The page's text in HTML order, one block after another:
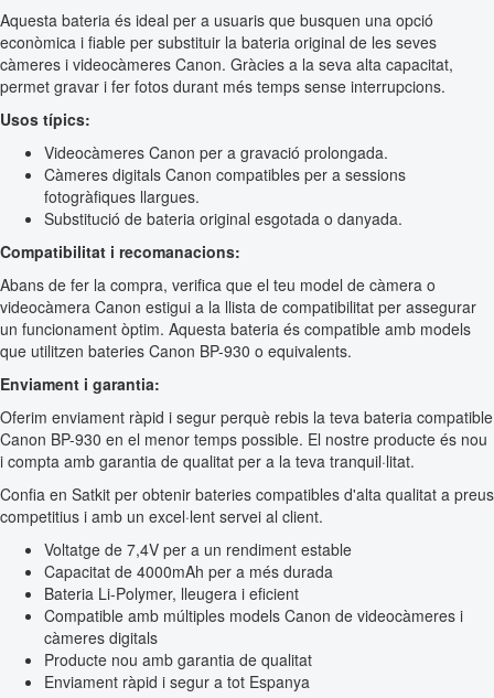
Aquesta bateria és ideal per a usuaris que busquen una opció
econòmica i fiable per substituir la bateria original de les seves
càmeres i videocàmeres Canon. Gràcies a la seva alta capacitat,
permet gravar i fer fotos durant més temps sense interrupcions.
Usos típics:
Videocàmeres Canon per a gravació prolongada.
Càmeres digitals Canon compatibles per a sessions
fotogràfiques llargues.
Substitució de bateria original esgotada o danyada.
Compatibilitat i recomanacions:
Abans de fer la compra, verifica que el teu model de càmera o
videocàmera Canon estigui a la llista de compatibilitat per assegurar
un funcionament òptim. Aquesta bateria és compatible amb models
que utilitzen bateries Canon BP-930 o equivalents.
Enviament i garantia:
Oferim enviament ràpid i segur perquè rebis la teva bateria compatible
Canon BP-930 en el menor temps possible. El nostre producte és nou
i compta amb garantia de qualitat per a la teva tranquil·litat.
Confia en Satkit per obtenir bateries compatibles d'alta qualitat a preus
competitius i amb un excel·lent servei al client.
Voltatge de 7,4V per a un rendiment estable
Capacitat de 4000mAh per a més durada
Bateria Li-Polymer, lleugera i eficient
Compatible amb múltiples models Canon de videocàmeres i
càmeres digitals
Producte nou amb garantia de qualitat
Enviament ràpid i segur a tot Espanya